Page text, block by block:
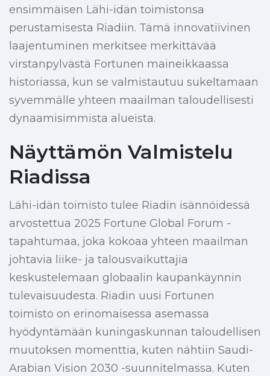
ensimmäisen Lähi-idän toimistonsa
perustamisesta Riadiin. Tämä innovatiivinen
laajentuminen merkitsee merkittävää
virstanpylvästä Fortunen maineikkaassa
historiassa, kun se valmistautuu sukeltamaan
syvemmälle yhteen maailman taloudellisesti
dynaamisimmista alueista.
Näyttämön Valmistelu
Riadissa
Lähi-idän toimisto tulee Riadin isännöidessä
arvostettua 2025 Fortune Global Forum -
tapahtumaa, joka kokoaa yhteen maailman
johtavia liike- ja talousvaikuttajia
keskustelemaan globaalin kaupankäynnin
tulevaisuudesta. Riadin uusi Fortunen
toimisto on erinomaisessa asemassa
hyödyntämään kuningaskunnan taloudellisen
muutoksen momenttia, kuten nähtiin Saudi-
Arabian Vision 2030 -suunnitelmassa. Kuten